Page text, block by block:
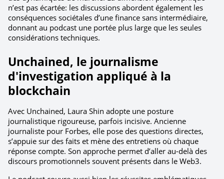
n’est pas écartée: les discussions abordent également les
conséquences sociétales d’une finance sans intermédiaire,
donnant au podcast une portée plus large que les seules
considérations techniques.
Unchained, le journalisme
d'investigation appliqué à la
blockchain
Avec Unchained, Laura Shin adopte une posture
journalistique rigoureuse, parfois incisive. Ancienne
journaliste pour Forbes, elle pose des questions directes,
s’appuie sur des faits et mène des entretiens où chaque
réponse compte. Son approche permet d’aller au-delà des
discours promotionnels souvent présents dans le Web3.